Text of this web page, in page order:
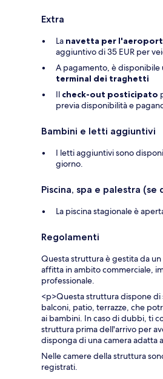
Extra
La navetta per
aggiuntivo di 35 EUR per
A pagamento, è disponibile
terminal dei traghetti
Il check-out posticipato
previa disponibilità e
Bambini e letti aggiuntivi
I letti aggiuntivi sono
giorno.
Piscina, spa e palestra (se
La piscina stagionale è
Regolamenti
Questa struttura è gestita da
affitta in ambito commerciale,
professionale.
<p>Questa struttura dispone di
balconi, patio, terrazze, che
ai bambini. In caso di dubbi, ti
struttura prima dell'arrivo per
disponga di una camera adatta
Nelle camere della struttura
registrati.